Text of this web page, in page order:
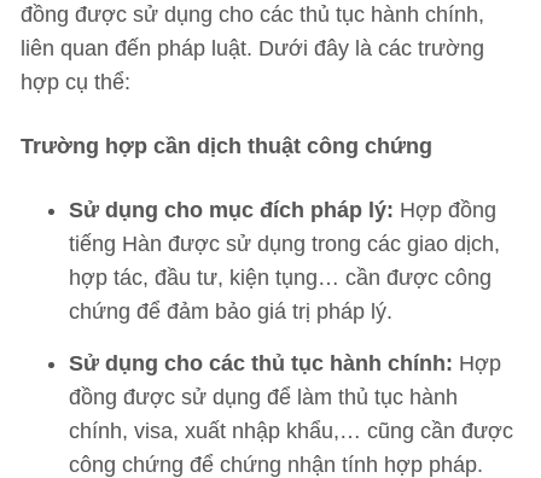
đồng được sử dụng cho các thủ tục hành chính,
liên quan đến pháp luật. Dưới đây là các trường
hợp cụ thể:
Trường hợp cần dịch thuật công chứng
Sử dụng cho mục đích pháp lý: Hợp đồng
tiếng Hàn được sử dụng trong các giao dịch,
hợp tác, đầu tư, kiện tụng… cần được công
chứng để đảm bảo giá trị pháp lý.
Sử dụng cho các thủ tục hành chính: Hợp
đồng được sử dụng để làm thủ tục hành
chính, visa, xuất nhập khẩu,… cũng cần được
công chứng để chứng nhận tính hợp pháp.